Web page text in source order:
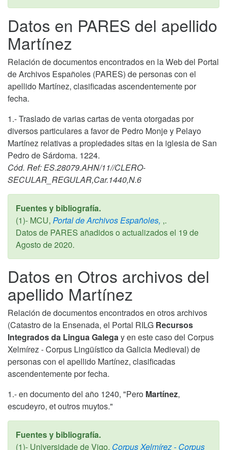
Datos en PARES del apellido
Martínez
Relación de documentos encontrados en la Web del Portal
de Archivos Españoles (PARES) de personas con el
apellido Martínez, clasificadas ascendentemente por
fecha.
1.- Traslado de varias cartas de venta otorgadas por
diversos particulares a favor de Pedro Monje y Pelayo
Martínez relativas a propiedades sitas en la iglesia de San
Pedro de Sárdoma. 1224.
Cód. Ref: ES.28079.AHN/11//CLERO-
SECULAR_REGULAR,Car.1440,N.6
Fuentes y bibliografía.
(1)- MCU, Portal de Archivos Españoles, ,.
Datos de PARES añadidos o actualizados el 19 de
Agosto de 2020.
Datos en Otros archivos del
apellido Martínez
Relación de documentos encontrados en otros archivos
(Catastro de la Ensenada, el Portal RILG Recursos
Integrados da Lingua Galega y en este caso del Corpus
Xelmírez - Corpus Lingüístico da Galicia Medieval) de
personas con el apellido Martínez, clasificadas
ascendentemente por fecha.
1.- en documento del año 1240, "Pero Martínez,
escudeyro, et outros muytos."
Fuentes y bibliografía.
(1)- Universidade de Vigo, Corpus Xelmírez - Corpus